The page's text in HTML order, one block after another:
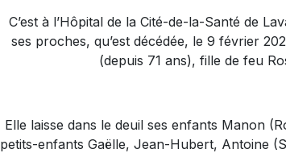
C’est à l’Hôpital de la Cité-de-la-Santé de
ses proches, qu’est décédée, le 9 février
(depuis 71 ans), fille de feu
Elle laisse dans le deuil ses enfants Manon
petits-enfants Gaëlle, Jean-Hubert, Antoine